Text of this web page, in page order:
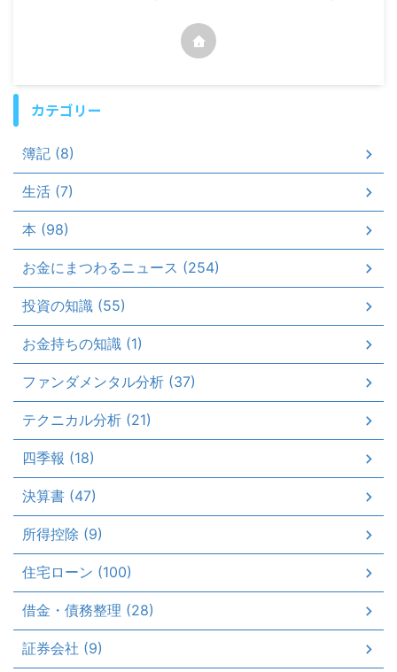
カテゴリー
簿記 (8)
生活 (7)
本 (98)
お金にまつわるニュース (254)
投資の知識 (55)
お金持ちの知識 (1)
ファンダメンタル分析 (37)
テクニカル分析 (21)
四季報 (18)
決算書 (47)
所得控除 (9)
住宅ローン (100)
借金・債務整理 (28)
証券会社 (9)